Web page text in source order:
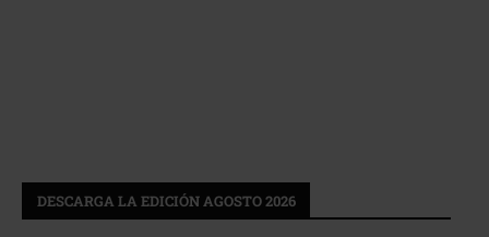
DESCARGA LA EDICIÓN AGOSTO 2026